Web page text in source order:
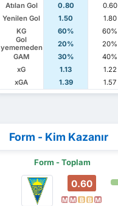
Atılan Gol
0.80 0.60
Yenilen Gol
1.50 1.80
KG
60% 60%
Gol
yememeden
20% 20%
GAM
30% 40%
xG
1.13 1.22
xGA
1.39 1.57
Form - Kim Kazanır
Form - Toplam
0.60
M M B B M